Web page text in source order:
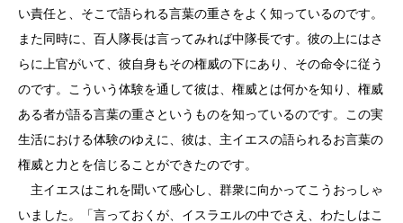
い責任と、そこで語られる言葉の重さをよく知っているのです。
また同時に、百人隊長は言ってみれば中隊長です。彼の上にはさ
らに上官がいて、彼自身もその権威の下にあり、その命令に従う
のです。こういう体験を通して彼は、権威とは何かを知り、権威
ある者が語る言葉の重さというものを知っているのです。この実
生活における体験のゆえに、彼は、主イエスの語られるお言葉の
権威と力とを信じることができたのです。
主イエスはこれを聞いて感心し、群衆に向かってこうおっしゃ
いました。「言っておくが、イスラエルの中でさえ、わたしはこ